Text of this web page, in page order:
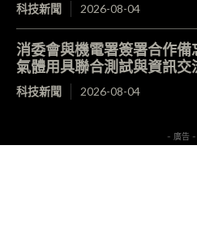
科技新聞 2026-08-04
消委會與機電署簽署合作
氣體用具聯合測試與資訊交
科技新聞 2026-08-04
- 廣告 -